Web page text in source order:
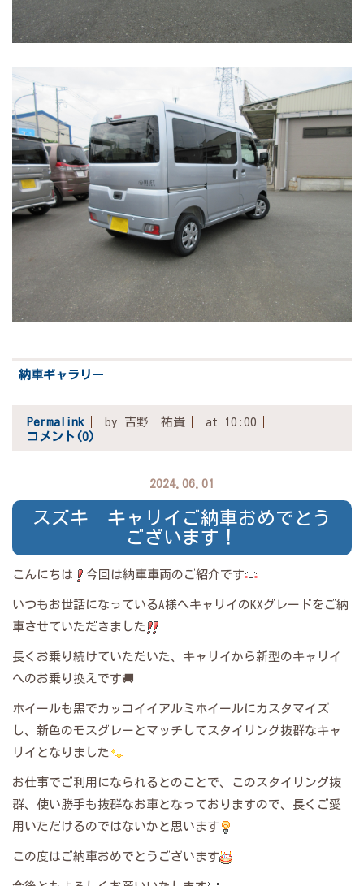
納車ギャラリー
Permalink by 吉野 祐貴
at 10:00
コメント(0)
2024.06.01
スズキ キャリイご納車おめでとう
ございます！
こんにちは 今回は納車車両のご紹介です
いつもお世話になっているA様へキャリイのKXグレードをご納
車させていただきました
長くお乗り続けていただいた、キャリイから新型のキャリイ
へのお乗り換えです🚚
ホイールも黒でカッコイイアルミホイールにカスタマイズ
し、新色のモスグレーとマッチしてスタイリング抜群なキャ
リイとなりました
お仕事でご利用になられるとのことで、このスタイリング抜
群、使い勝手も抜群なお車となっておりますので、長くご愛
用いただけるのではないかと思います
この度はご納車おめでとうございます